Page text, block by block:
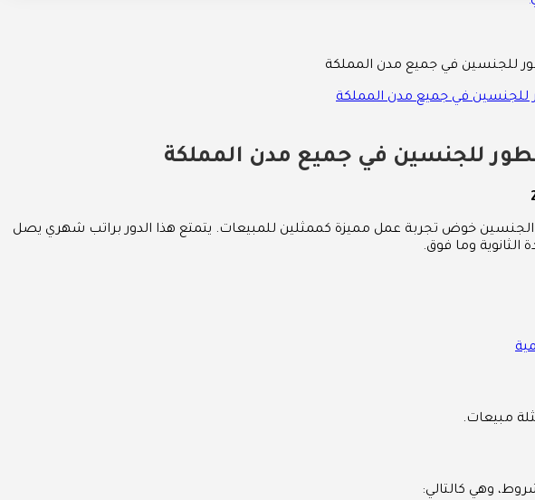
خوض تجربة عمل مميزة كممثلين للمبيعات. يتمتع هذا الدور براتب شهري يصل
مبيعات.
وهي كالتالي: